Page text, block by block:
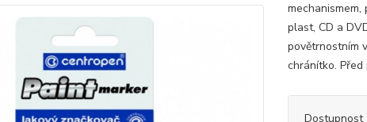
plast, CD a
povětrnostním
chránítko.
Dostupnost